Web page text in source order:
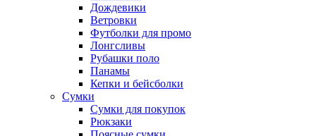
Дождевики
Ветровки
Футболки для промо
Лонгсливы
Рубашки поло
Панамы
Кепки и бейсболки
Сумки
Сумки для покупок
Рюкзаки